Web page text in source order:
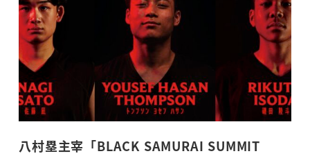
八村塁主宰「BLACK SAMURAI SUMMIT